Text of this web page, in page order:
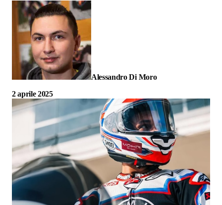
Alessandro Di Moro
2 aprile 2025